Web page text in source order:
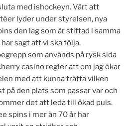
med ishockeyn. Värt att
lyder under styrelsen, nya
den lag som är stiftad i samma
sagt att vi ska följa.
som används på rysk sida
casino regler att om jag ökar
med att kunna träffa vilken
på den plats som passar var och
det att leda till ökad puls.
spins i mer än 70 år har